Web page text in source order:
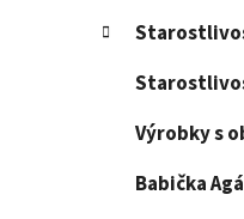
Výrobky s
Babička